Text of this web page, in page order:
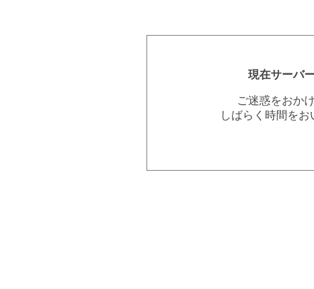
現在サーバ
ご迷惑をおか
しばらく時間を